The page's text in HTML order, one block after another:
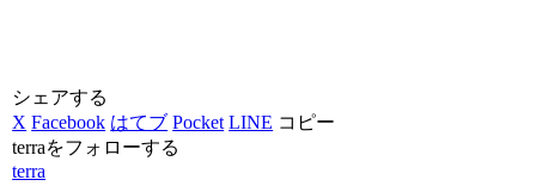
シェアする
X Facebook はてブ Pocket LINE コピー
terraをフォローする
terra